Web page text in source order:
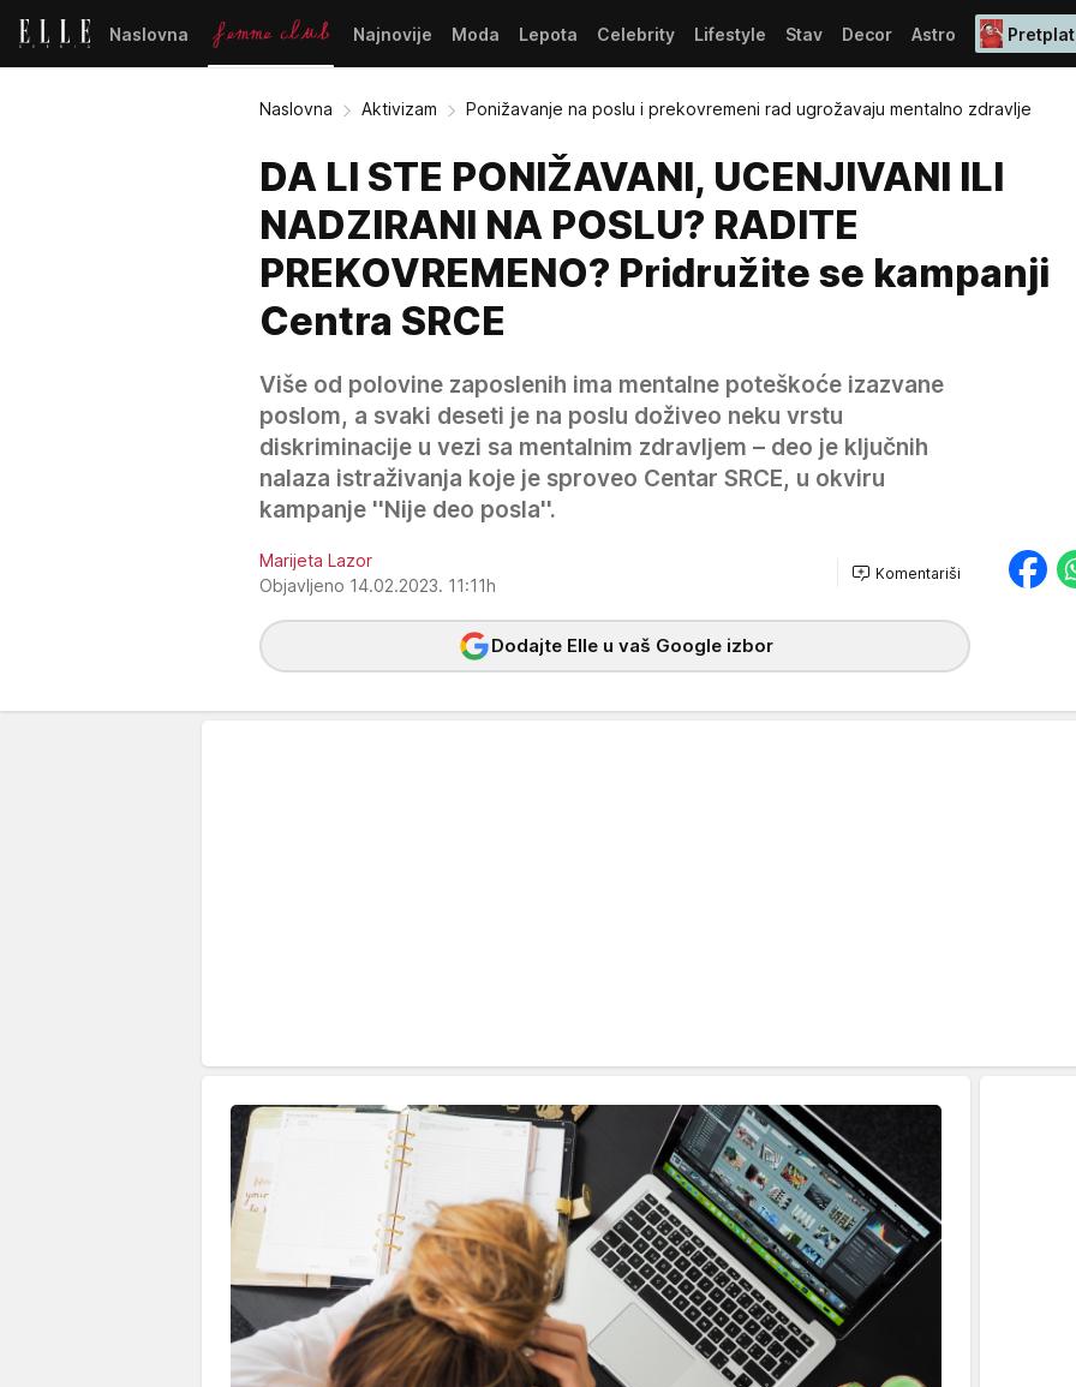
Naslovna Najnovije Moda Lepota Celebrity Lifestyle Stav Decor Astro
Naslovna Aktivizam Ponižavanje na poslu i prekovremeni rad ugrožavaju mentalno zdravlje
DA LI STE PONIŽAVANI, UCENJIVANI ILI
NADZIRANI NA POSLU? RADITE
PREKOVREMENO? Pridružite se kampanji
Centra SRCE
Više od polovine zaposlenih ima mentalne poteškoće izazvane
poslom, a svaki deseti je na poslu doživeo neku vrstu
diskriminacije u vezi sa mentalnim zdravljem – deo je ključnih
nalaza istraživanja koje je sproveo Centar SRCE, u okviru
kampanje ''Nije deo posla''.
Marijeta Lazor
Objavljeno 14.02.2023. 11:11h
Komentariši
Dodajte Elle u vaš Google izbor